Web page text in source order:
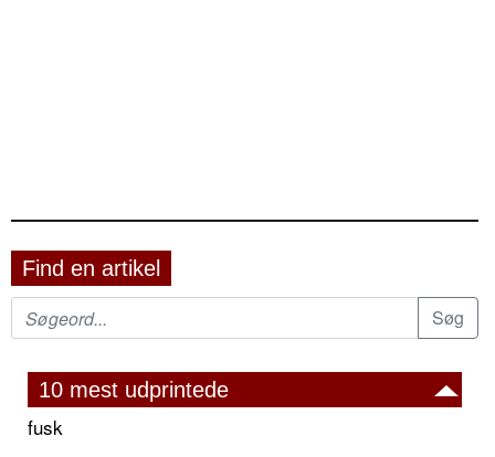
Find en artikel
10 mest udprintede
fusk